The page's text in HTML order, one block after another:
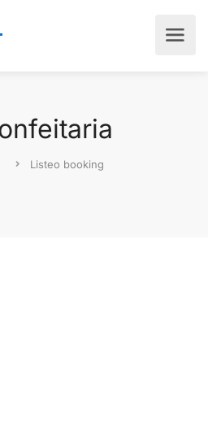
Listeo booking